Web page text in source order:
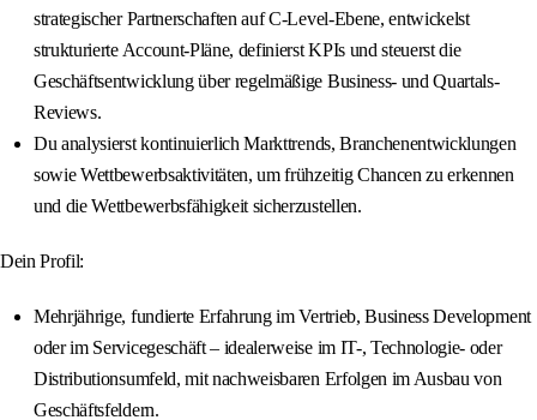
strategischer Partnerschaften auf C-Level-Ebene, entwickelst
strukturierte Account-Pläne, definierst KPIs und steuerst die
Geschäftsentwicklung über regelmäßige Business- und Quartals-
Reviews.
Du analysierst kontinuierlich Markttrends, Branchenentwicklungen
sowie Wettbewerbsaktivitäten, um frühzeitig Chancen zu erkennen
und die Wettbewerbsfähigkeit sicherzustellen.
Dein Profil:
Mehrjährige, fundierte Erfahrung im Vertrieb, Business Development
oder im Servicegeschäft – idealerweise im IT-, Technologie- oder
Distributionsumfeld, mit nachweisbaren Erfolgen im Ausbau von
Geschäftsfeldern.